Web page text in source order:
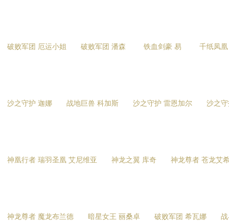
破败军团 厄运小姐 破败军团 潘森 铁血剑豪 易 千纸凤
沙之守护 迦娜 战地巨兽 科加斯 沙之守护 雷恩加尔 沙之
神凰行者 瑞羽圣凰 艾尼维亚 神龙之翼 库奇 神龙尊者 苍龙艾
神龙尊者 魔龙布兰德 暗星女王 丽桑卓 破败军团 希瓦娜